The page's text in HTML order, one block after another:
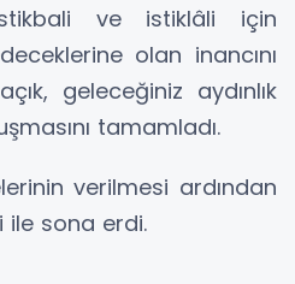
ve istiklâli için
olan inancını
geleceğiniz aydınlık
tamamladı.
verilmesi ardından
sona erdi.